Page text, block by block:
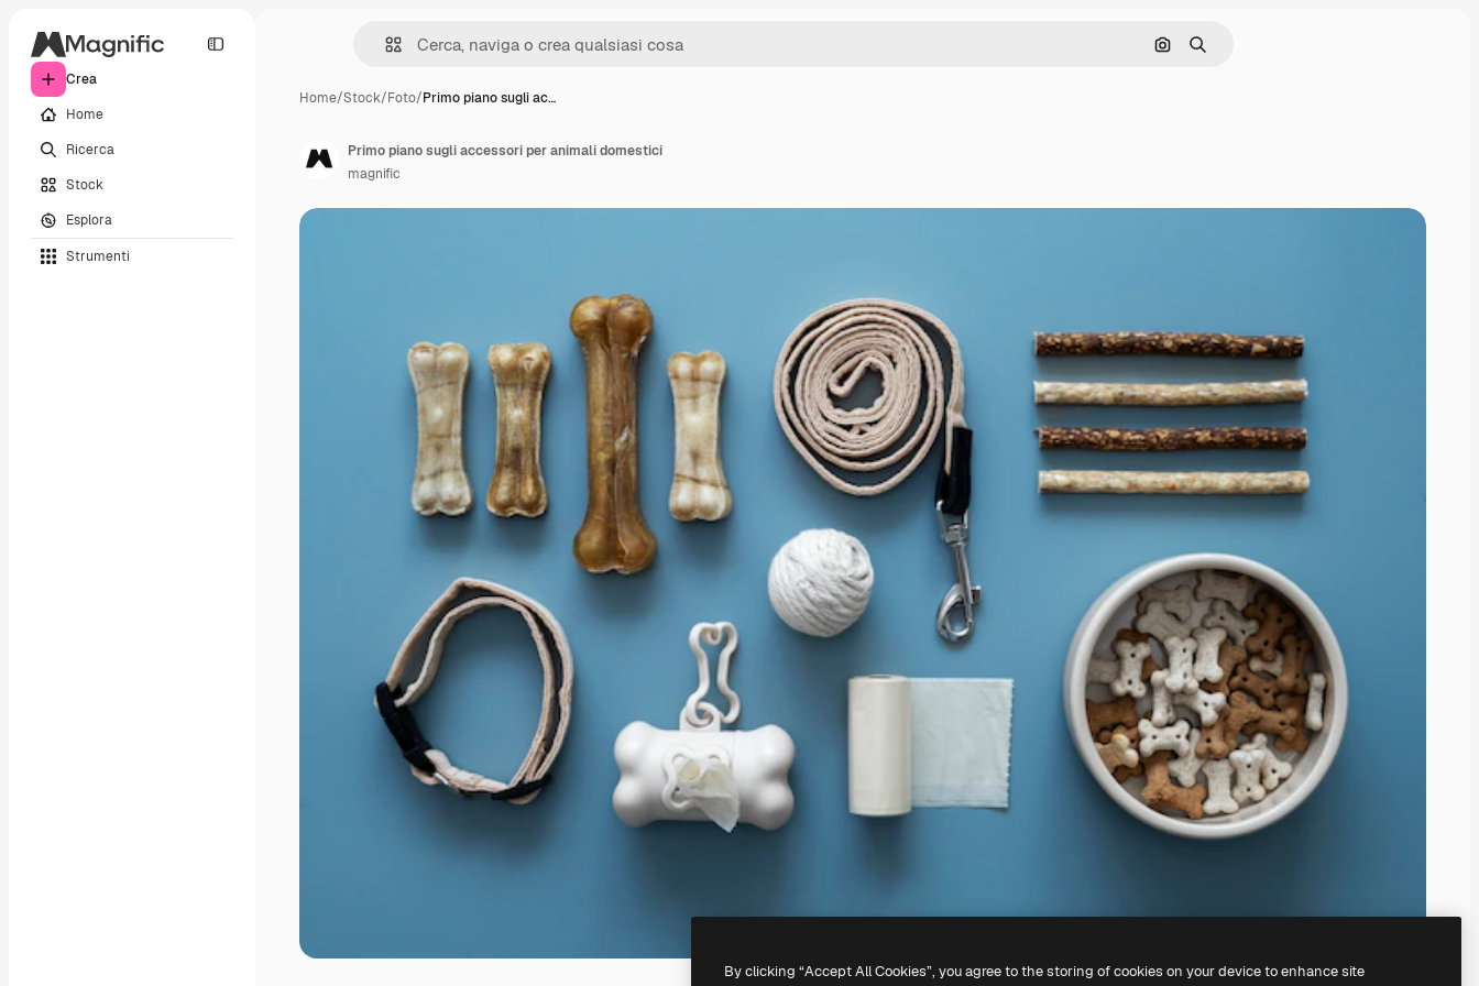
Crea
Home
Ricerca
Stock
Esplora
Strumenti
Cerca per immagine
Ricerca
Home/Stock/Foto/Primo piano sugli ac…
Primo piano sugli accessori per animali domestici
magnific
By clicking “Accept All Cookies”, you agree to the storing of cookies on your device to enhance site